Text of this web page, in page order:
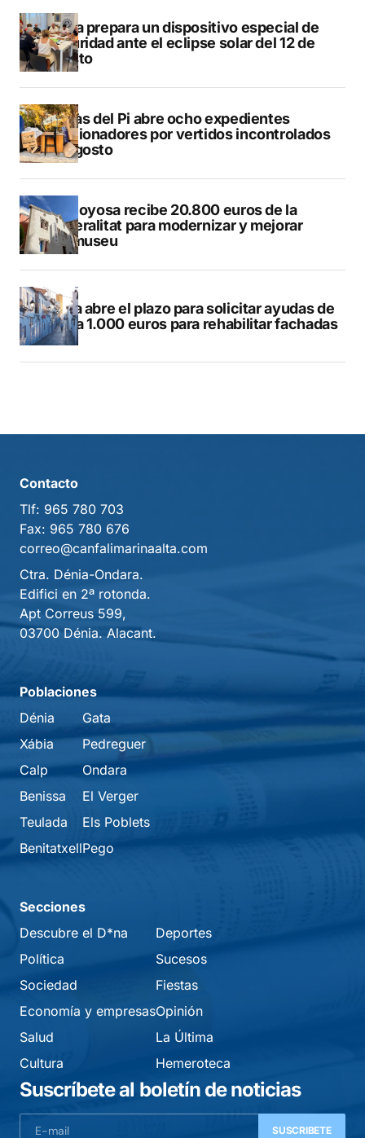
Xàbia prepara un dispositivo especial de
seguridad ante el eclipse solar del 12 de
agosto
L’Alfàs del Pi abre ocho expedientes
sancionadores por vertidos incontrolados
en agosto
Villajoyosa recibe 20.800 euros de la
Generalitat para modernizar y mejorar
Vilamuseu
Altea abre el plazo para solicitar ayudas de
hasta 1.000 euros para rehabilitar fachadas
Contacto
Tlf: 965 780 703
Fax: 965 780 676
correo@canfalimarinaalta.com
Ctra. Dénia-Ondara.
Edifici en 2ª rotonda.
Apt Correus 599,
03700 Dénia. Alacant.
Poblaciones
Dénia
Xábia
Calp
Benissa
Teulada
Benitatxell
Gata
Pedreguer
Ondara
El Verger
Els Poblets
Pego
Secciones
Descubre el D*na
Política
Sociedad
Economía y empresas
Salud
Cultura
Deportes
Sucesos
Fiestas
Opinión
La Última
Hemeroteca
Suscríbete al boletín de noticias
SUSCRIBETE